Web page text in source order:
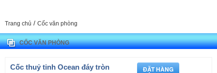
Trang chủ / Cốc văn phòng
CỐC VĂN PHÒNG
Cốc thuỷ tinh Ocean đáy tròn